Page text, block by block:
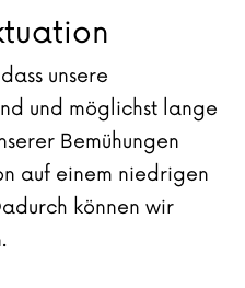
unsere
und möglichst lange
Bemühungen
auf einem niedrigen
können wir